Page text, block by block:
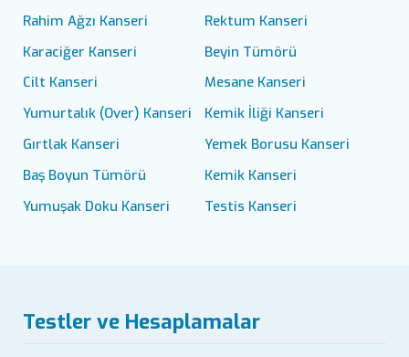
Rahim Ağzı Kanseri
Rektum Kanseri
Karaciğer Kanseri
Beyin Tümörü
Cilt Kanseri
Mesane Kanseri
Yumurtalık (Over) Kanseri
Kemik İliği Kanseri
Gırtlak Kanseri
Yemek Borusu Kanseri
Baş Boyun Tümörü
Kemik Kanseri
Yumuşak Doku Kanseri
Testis Kanseri
Testler ve Hesaplamalar